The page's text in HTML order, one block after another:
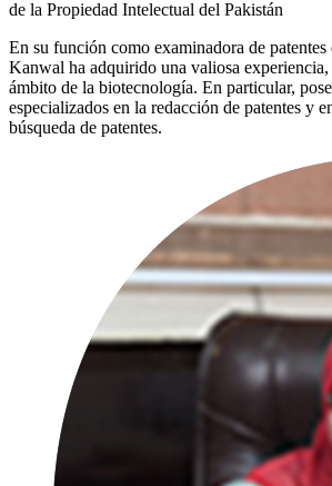
de la Propiedad Intelectual del Pakistán
En su función como examinadora de patentes
Kanwal ha adquirido una valiosa experiencia,
ámbito de la biotecnología. En particular,
especializados en la redacción de patentes y
búsqueda de patentes.